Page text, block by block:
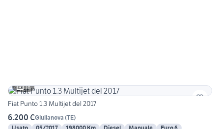
18
Fiat Punto 1.3 Multijet del 2017
6.200 €Giulianova (TE)